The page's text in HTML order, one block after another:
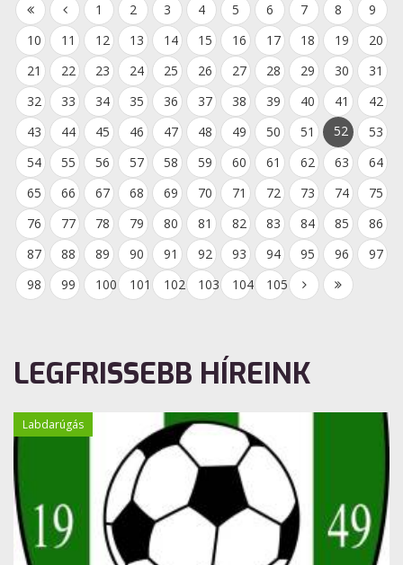
1 2 3 4 5 6 7 8
9
10
11 12 13 14 15 16 17 18 19
20
21
22 23 24 25 26 27 28 29 30
31
32
33 34 35 36 37 38 39 40 41
42
43
44 45 46 47 48 49 50 51 52
53
54
55 56 57 58 59 60 61 62 63
64
65
66 67 68 69 70 71 72 73 74
75
76
77 78 79 80 81 82 83 84 85
86
87
88 89 90 91 92 93 94 95 96
97
98
99 100 101 102 103 104 105
LEGFRISSEBB HÍREINK
Labdarúgás